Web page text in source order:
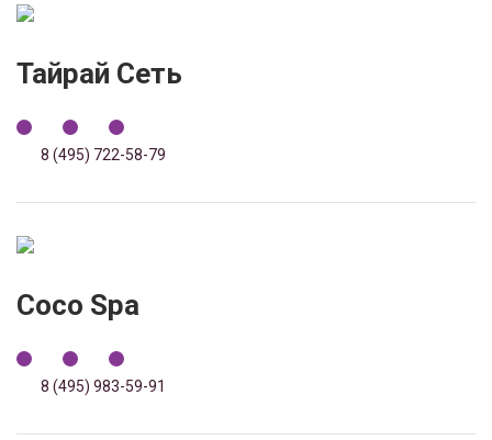
Тайрай Сеть
8 (495) 722-58-79
Coco Spa
8 (495) 983-59-91